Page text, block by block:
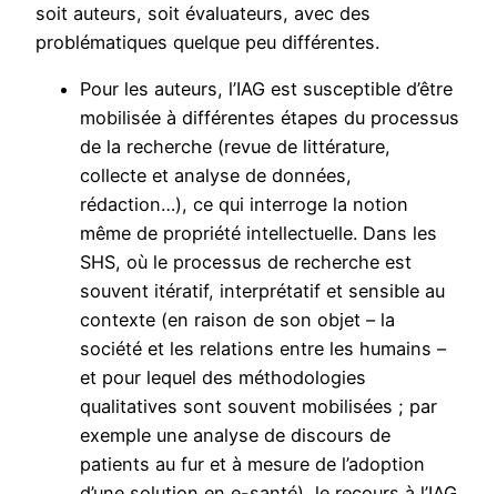
soit auteurs, soit évaluateurs, avec des
problématiques quelque peu différentes.
Pour les auteurs, l’IAG est susceptible d’être
mobilisée à différentes étapes du processus
de la recherche (revue de littérature,
collecte et analyse de données,
rédaction…), ce qui interroge la notion
même de propriété intellectuelle. Dans les
SHS, où le processus de recherche est
souvent itératif, interprétatif et sensible au
contexte (en raison de son objet – la
société et les relations entre les humains –
et pour lequel des méthodologies
qualitatives sont souvent mobilisées ; par
exemple une analyse de discours de
patients au fur et à mesure de l’adoption